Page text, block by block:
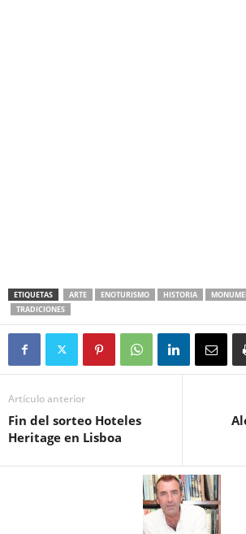
ETIQUETAS ARTE ENOTURISMO HISTORIA
TRADICIONES
Artículo anterior
Fin del sorteo Hoteles
Heritage en Lisboa